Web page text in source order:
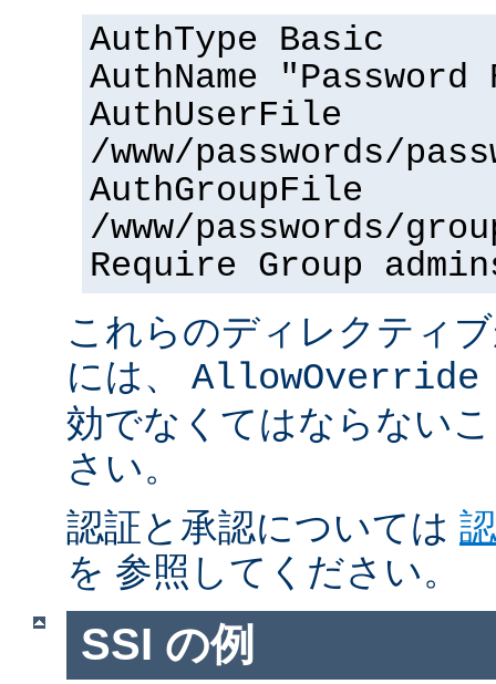
AuthType Basic
AuthName
AuthUserFile
/www/passwords/
AuthGroupFile
/www/passwords/
Require Group
これらのディレクティ
には、 AllowOverride
効でなくてはならない
さい。
認証と承認については
を 参照してください。
SSI の例